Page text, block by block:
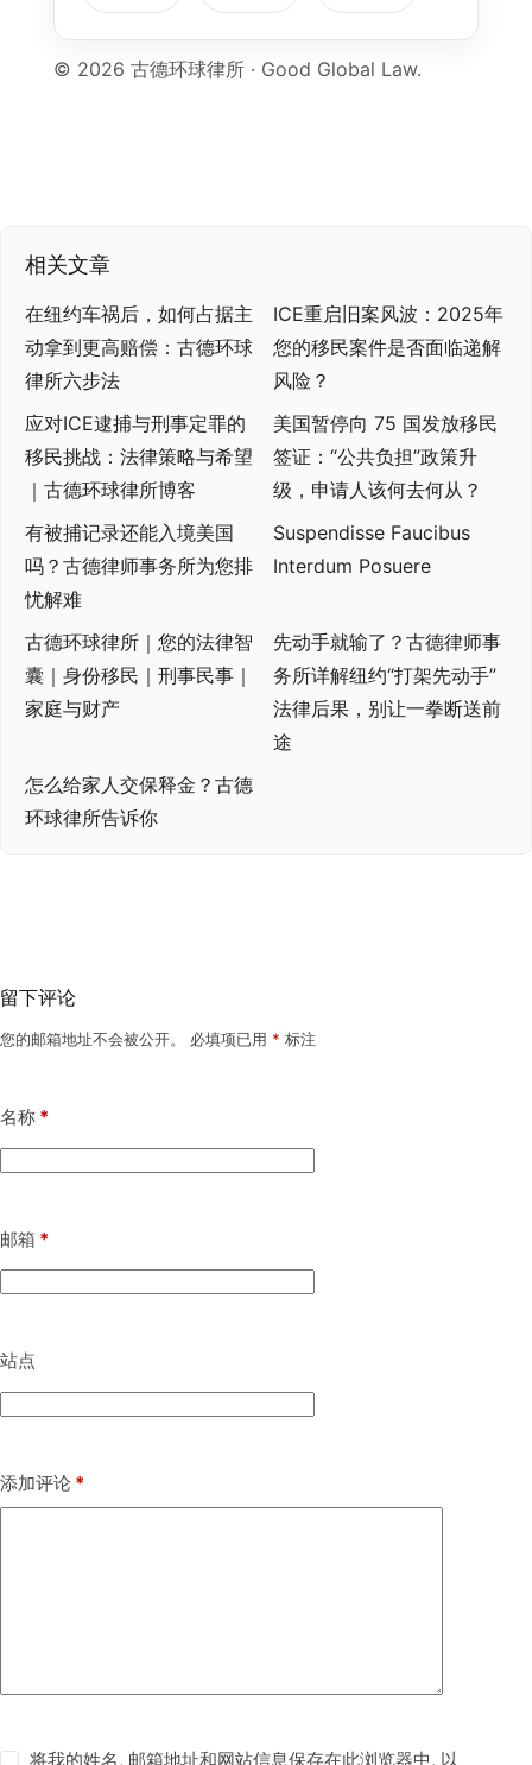
© 2026 古德环球律所 · Good Global Law.
相关文章
在纽约车祸后，如何占据主
动拿到更高赔偿：古德环球
律所六步法
ICE重启旧案风波：2025年
您的移民案件是否面临递解
风险？
应对ICE逮捕与刑事定罪的
移民挑战：法律策略与希望
｜古德环球律所博客
美国暂停向 75 国发放移民
签证：“公共负担”政策升
级，申请人该何去何从？
有被捕记录还能入境美国
吗？古德律师事务所为您排
忧解难
Suspendisse Faucibus
Interdum Posuere
古德环球律所｜您的法律智
囊｜身份移民｜刑事民事｜
家庭与财产
先动手就输了？古德律师事
务所详解纽约“打架先动手”
法律后果，别让一拳断送前
途
怎么给家人交保释金？古德
环球律所告诉你
留下评论
您的邮箱地址不会被公开。 必填项已用 * 标注
名称 *
邮箱 *
站点
添加评论 *
将我的姓名, 邮箱地址和网站信息保存在此浏览器中, 以